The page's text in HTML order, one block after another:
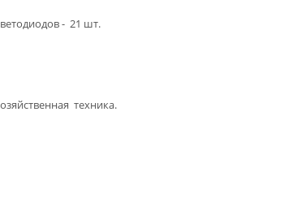
- 21 шт.
техника.